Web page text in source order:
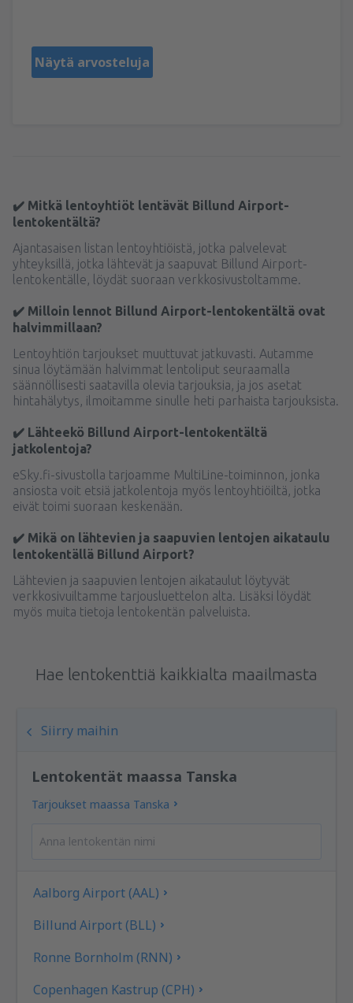
Näytä arvosteluja
✔️ Mitkä lentoyhtiöt lentävät Billund Airport-
lentokentältä?
Ajantasaisen listan lentoyhtiöistä, jotka palvelevat
yhteyksillä, jotka lähtevät ja saapuvat Billund Airport-
lentokentälle, löydät suoraan verkkosivustoltamme.
✔️ Milloin lennot Billund Airport-lentokentältä ovat
halvimmillaan?
Lentoyhtiön tarjoukset muuttuvat jatkuvasti. Autamme
sinua löytämään halvimmat lentoliput seuraamalla
säännöllisesti saatavilla olevia tarjouksia, ja jos asetat
hintahälytys, ilmoitamme sinulle heti parhaista tarjouksista.
✔️ Lähteekö Billund Airport-lentokentältä
jatkolentoja?
eSky.fi-sivustolla tarjoamme MultiLine-toiminnon, jonka
ansiosta voit etsiä jatkolentoja myös lentoyhtiöiltä, jotka
eivät toimi suoraan keskenään.
✔️ Mikä on lähtevien ja saapuvien lentojen aikataulu
lentokentällä Billund Airport?
Lähtevien ja saapuvien lentojen aikataulut löytyvät
verkkosivuiltamme tarjousluettelon alta. Lisäksi löydät
myös muita tietoja lentokentän palveluista.
Hae lentokenttiä kaikkialta maailmasta
Siirry maihin
Lentokentät maassa Tanska
Tarjoukset maassa Tanska
Aalborg Airport (AAL)
Billund Airport (BLL)
Ronne Bornholm (RNN)
Copenhagen Kastrup (CPH)